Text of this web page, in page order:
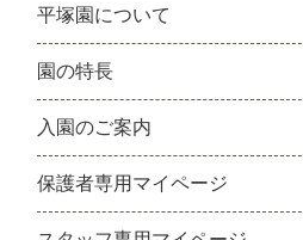
平塚園について
園の特長
入園のご案内
保護者専用マイページ